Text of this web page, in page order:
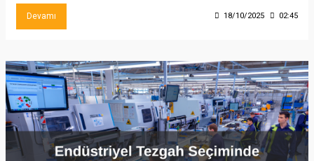
Devamı 18/10/2025 02:45